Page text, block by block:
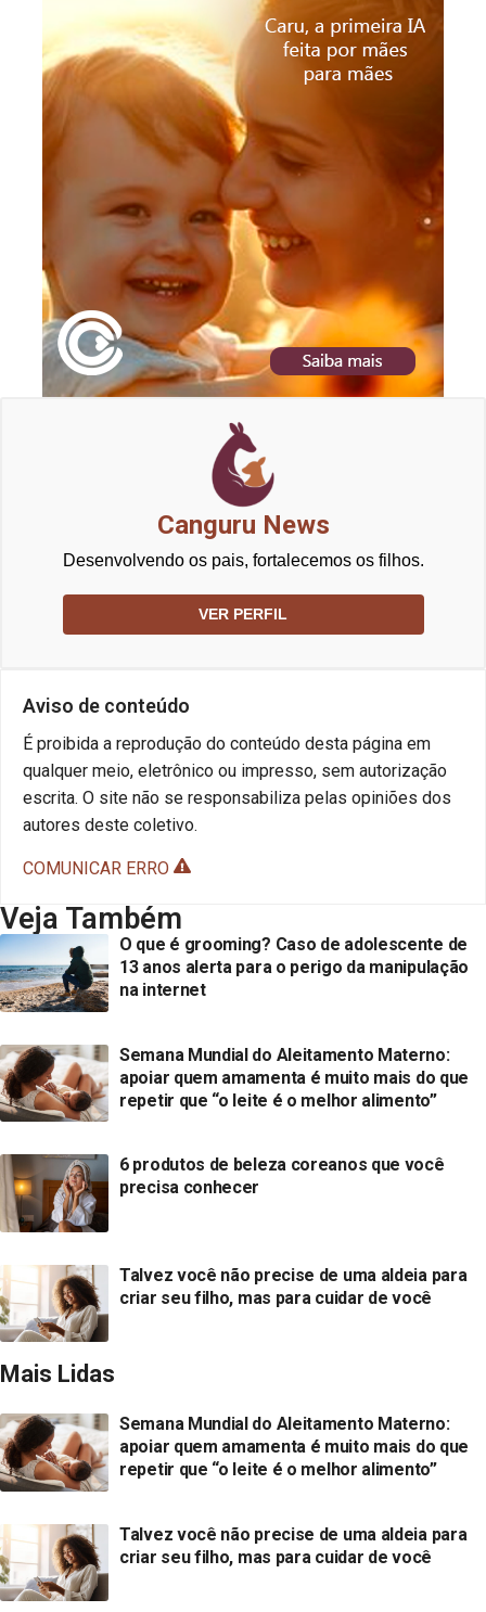
Canguru News
Desenvolvendo os pais, fortalecemos os filhos.
VER PERFIL
Aviso de conteúdo
É proibida a reprodução do conteúdo desta página em
qualquer meio, eletrônico ou impresso, sem autorização
escrita. O site não se responsabiliza pelas opiniões dos
autores deste coletivo.
COMUNICAR ERRO
Veja Também
O que é grooming? Caso de adolescente de
13 anos alerta para o perigo da manipulação
na internet
Semana Mundial do Aleitamento Materno:
apoiar quem amamenta é muito mais do que
repetir que “o leite é o melhor alimento”
6 produtos de beleza coreanos que você
precisa conhecer
Talvez você não precise de uma aldeia para
criar seu filho, mas para cuidar de você
Mais Lidas
Semana Mundial do Aleitamento Materno:
apoiar quem amamenta é muito mais do que
repetir que “o leite é o melhor alimento”
Talvez você não precise de uma aldeia para
criar seu filho, mas para cuidar de você